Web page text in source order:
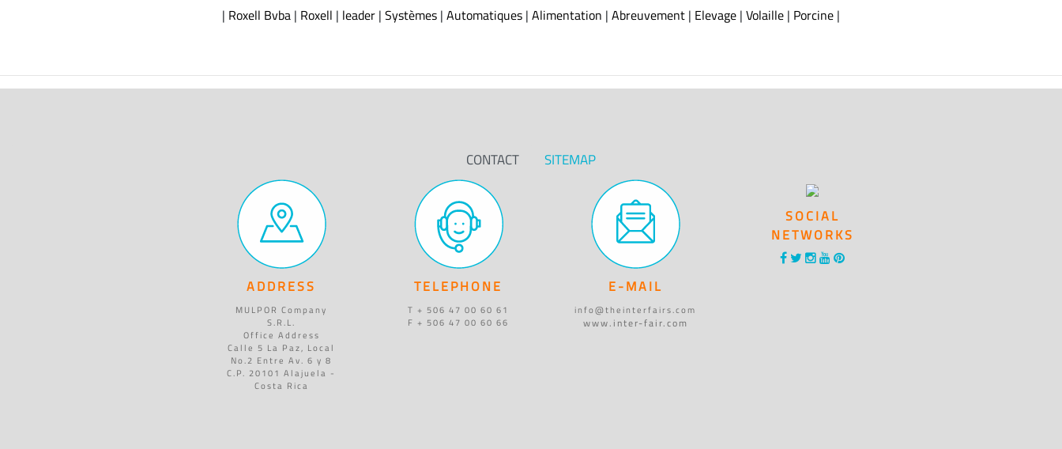
| Roxell Bvba | Roxell | leader | Systèmes | Automatiques | Alimentation | Abreuvement | Elevage | Volaille | Porcine |
CONTACT SITEMAP
ADDRESS
MULPOR Company
S.R.L.
Office Address
Calle 5 La Paz, Local
No.2 Entre Av. 6 y 8
C.P. 20101 Alajuela -
Costa Rica
TELEPHONE
T + 506 47 00 60 61
F + 506 47 00 60 66
E-MAIL
info@theinterfairs.com
www.inter-fair.com
SOCIAL
NETWORKS